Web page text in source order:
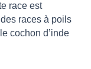
race est
races à poils